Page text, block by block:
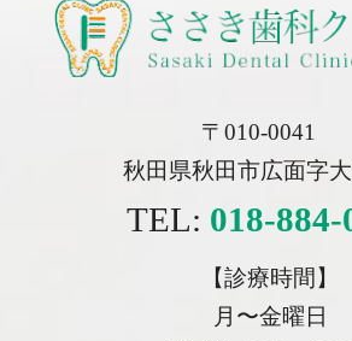
〒010-0041
秋田県秋田市広面字大
TEL: 018-884-
【診療時間】
月〜金曜日